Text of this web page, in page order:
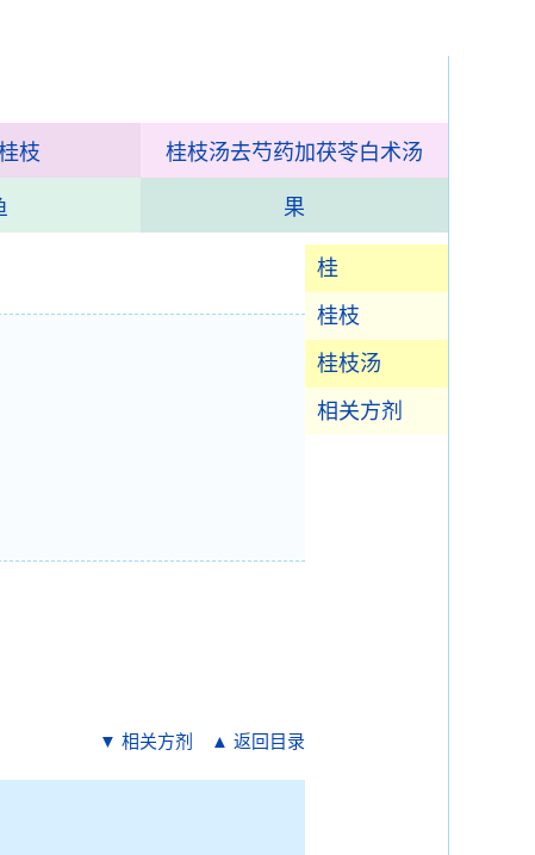
枝 桂枝汤去芍药加茯苓白术汤
果
桂
桂枝
桂枝汤
相关方剂
▼ 相关方剂 ▲ 返回目录